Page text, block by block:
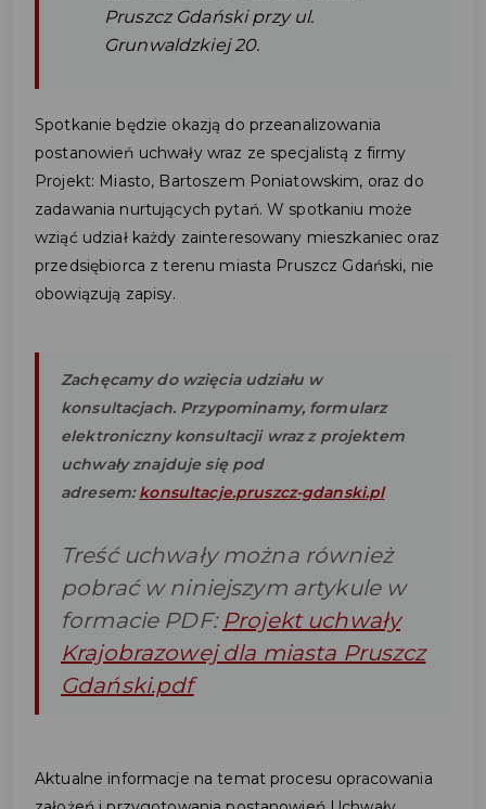
Pruszcz Gdański przy ul.
Grunwaldzkiej 20.
Spotkanie będzie okazją do przeanalizowania
postanowień uchwały wraz ze specjalistą z firmy
Projekt: Miasto, Bartoszem Poniatowskim, oraz do
zadawania nurtujących pytań. W spotkaniu może
wziąć udział każdy zainteresowany mieszkaniec oraz
przedsiębiorca z terenu miasta Pruszcz Gdański, nie
obowiązują zapisy.
Zachęcamy do wzięcia udziału w
konsultacjach. Przypominamy, formularz
elektroniczny konsultacji wraz z projektem
uchwały znajduje się pod
adresem:konsultacje.pruszcz-gdanski.pl
Treść uchwały można również
pobrać w niniejszym artykule w
formacie PDF: Projekt uchwały
Krajobrazowej dla miasta Pruszcz
Gdański.pdf
Aktualne informacje na temat procesu opracowania